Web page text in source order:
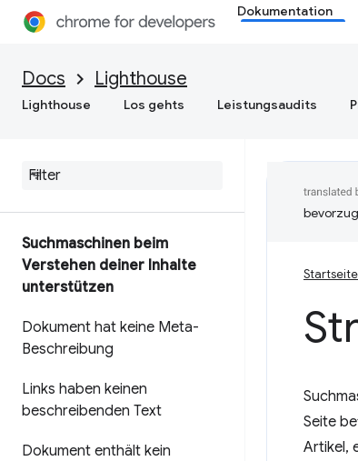
Dokumentation
Docs Lighthouse
Lighthouse Los gehts Leistungsaudits
Suchmaschinen beim
Verstehen deiner Inhalte
unterstützen
Dokument hat keine Meta-
Beschreibung
Links haben keinen
beschreibenden Text
Dokument enthält kein
Startseite
Seite
Artikel,